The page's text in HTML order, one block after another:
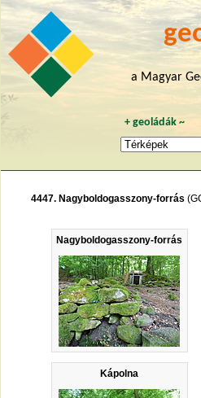
a Magyar
+geoládák ~
4447. Nagyboldogasszony-forrás
Nagyboldogasszony-forrás
Kápolna